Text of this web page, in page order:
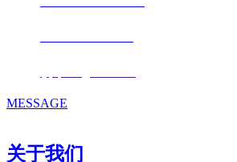
MESSAGE
关于我们